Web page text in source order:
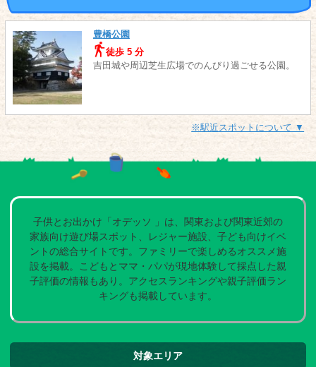
豊橋公園
徒歩 5 分
吉田城や周辺芝生広場でのんびり過ごせる公園。
※駅近スポットについて ▼
子供とお出かけ「オデッソ 」は、関東および関東近郊の
家族向け遊び場スポット、レジャー施設、子ども向けイベ
ントの総合サイトです。ファミリーで楽しめるオススメ施
設を掲載。こどもとママ・パパが現地体験して採点した親
子評価の情報もあり。アクセスランキングや親子評価ラン
キングも掲載しています。
対象エリア